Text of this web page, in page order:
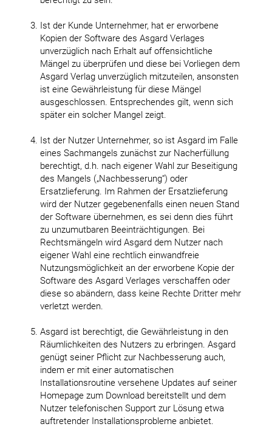
Ist der Kunde Unternehmer, hat er erworbene
Kopien der Software des Asgard Verlages
unverzüglich nach Erhalt auf offensichtliche
Mängel zu überprüfen und diese bei Vorliegen dem
Asgard Verlag unverzüglich mitzuteilen, ansonsten
ist eine Gewährleistung für diese Mängel
ausgeschlossen. Entsprechendes gilt, wenn sich
später ein solcher Mangel zeigt.
Ist der Nutzer Unternehmer, so ist Asgard im Falle
eines Sachmangels zunächst zur Nacherfüllung
berechtigt, d.h. nach eigener Wahl zur Beseitigung
des Mangels („Nachbesserung“) oder
Ersatzlieferung. Im Rahmen der Ersatzlieferung
wird der Nutzer gegebenenfalls einen neuen Stand
der Software übernehmen, es sei denn dies führt
zu unzumutbaren Beeinträchtigungen. Bei
Rechtsmängeln wird Asgard dem Nutzer nach
eigener Wahl eine rechtlich einwandfreie
Nutzungsmöglichkeit an der erworbene Kopie der
Software des Asgard Verlages verschaffen oder
diese so abändern, dass keine Rechte Dritter mehr
verletzt werden.
Asgard ist berechtigt, die Gewährleistung in den
Räumlichkeiten des Nutzers zu erbringen. Asgard
genügt seiner Pflicht zur Nachbesserung auch,
indem er mit einer automatischen
Installationsroutine versehene Updates auf seiner
Homepage zum Download bereitstellt und dem
Nutzer telefonischen Support zur Lösung etwa
auftretender Installationsprobleme anbietet.